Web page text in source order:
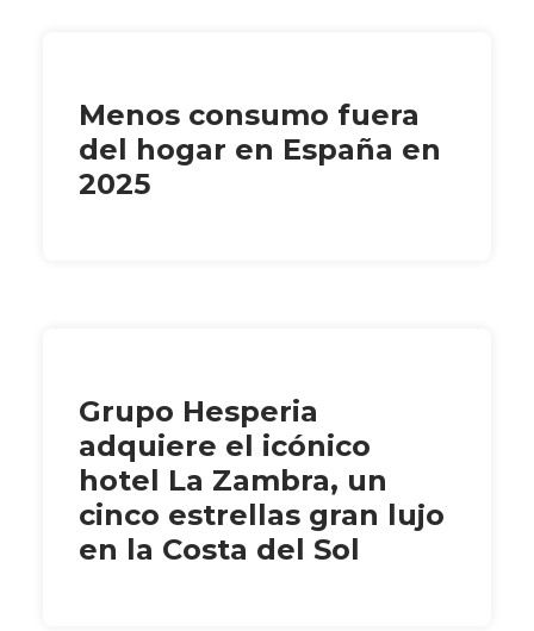
Menos consumo fuera
del hogar en España en
2025
Grupo Hesperia
adquiere el icónico
hotel La Zambra, un
cinco estrellas gran lujo
en la Costa del Sol